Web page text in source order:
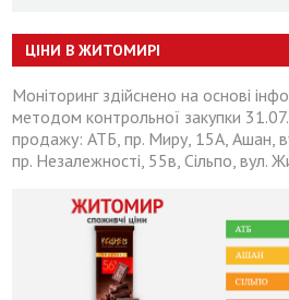
ЦІНИ В ЖИТОМИРІ
Моніторинг здійснено на основі
методом контрольної закупки
продажу: АТБ, пр. Миру, 15А, Ашан,
пр. Незалежності, 55в, Сільпо, вул.